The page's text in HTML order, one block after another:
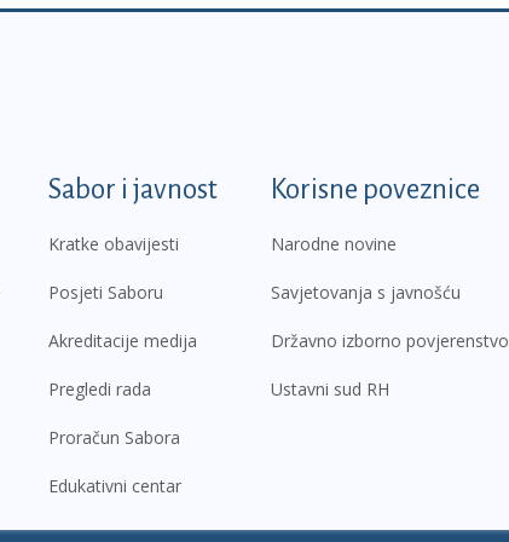
Sabor i javnost
Kratke obavijesti
Posjeti Saboru
Akreditacije medija
Pregledi rada
Proračun Sabora
Edukativni centar
Korisne poveznice
Narodne novine
Savjetovanja s javnošću
Državno izborno povjerenstvo
Ustavni sud RH